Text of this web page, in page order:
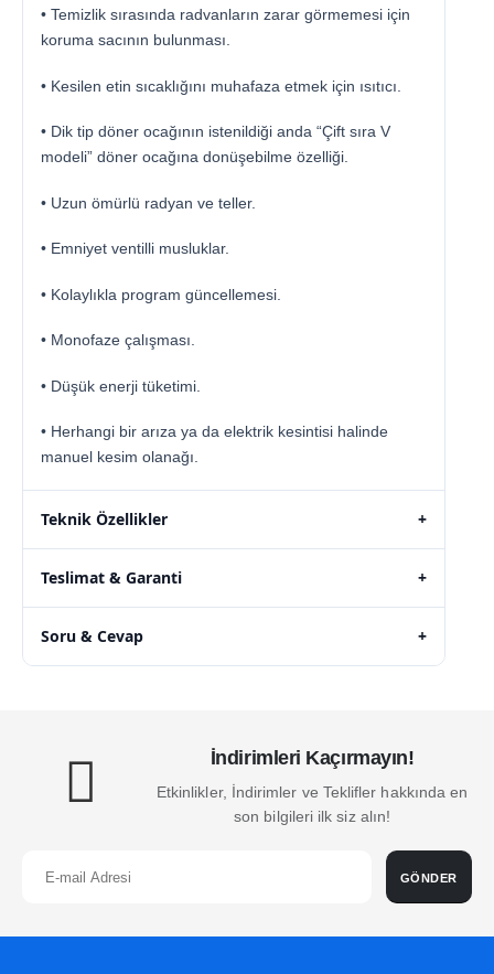
• Temizlik sırasında radvanların zarar görmemesi için
koruma sacının bulunması.
• Kesilen etin sıcaklığını muhafaza etmek için ısıtıcı.
• Dik tip döner ocağının istenildiği anda “Çift sıra V
modeli” döner ocağına donüşebilme özelliği.
• Uzun ömürlü radyan ve teller.
• Emniyet ventilli musluklar.
• Kolaylıkla program güncellemesi.
• Monofaze çalışması.
• Düşük enerji tüketimi.
• Herhangi bir arıza ya da elektrik kesintisi halinde
manuel kesim olanağı.
Teknik Özellikler +
Teslimat & Garanti +
Soru & Cevap +
İndirimleri Kaçırmayın!
Etkinlikler, İndirimler ve Teklifler hakkında en
son bilgileri ilk siz alın!
GÖNDER